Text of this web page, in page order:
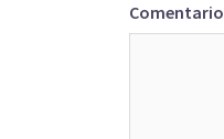
Comentario